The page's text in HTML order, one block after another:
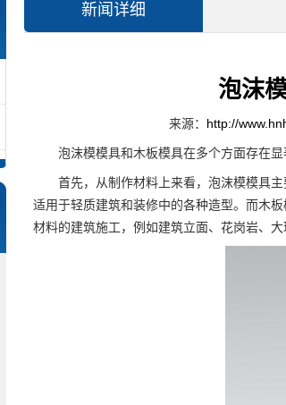
新闻详细
泡沫
来源： http://
泡沫模模具和木板模具在多个方面存在显
首先，从制作材料上来看，泡沫模模具主
适用于轻质建筑和装修中的各种造型。而木
材料的建筑施工，例如建筑立面、花岗岩、大